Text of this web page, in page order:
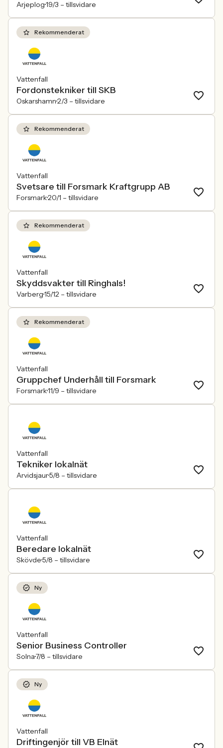
Arjeplog19/3 – tillsvidare
Rekommenderat
Vattenfall
Fordonstekniker till SKB
Oskarshamn2/3 – tillsvidare
Rekommenderat
Vattenfall
Svetsare till Forsmark Kraftgrupp AB
Forsmark20/1 – tillsvidare
Rekommenderat
Vattenfall
Skyddsvakter till Ringhals!
Varberg15/12 – tillsvidare
Rekommenderat
Vattenfall
Gruppchef Underhåll till Forsmark
Forsmark11/9 – tillsvidare
Vattenfall
Tekniker lokalnät
Arvidsjaur5/8 – tillsvidare
Vattenfall
Beredare lokalnät
Skövde5/8 – tillsvidare
Ny
Vattenfall
Senior Business Controller
Solna7/8 – tillsvidare
Ny
Vattenfall
Driftingenjör till VB Elnät